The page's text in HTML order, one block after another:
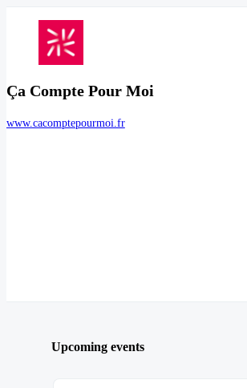
Ça Compte Pour Moi
www.cacomptepourmoi.fr
Upcoming events